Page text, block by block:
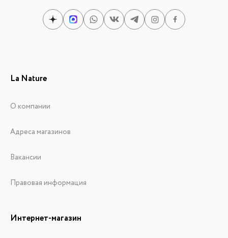
La Nature
О компании
Адреса магазинов
Вакансии
Правовая информация
Интернет-магазин